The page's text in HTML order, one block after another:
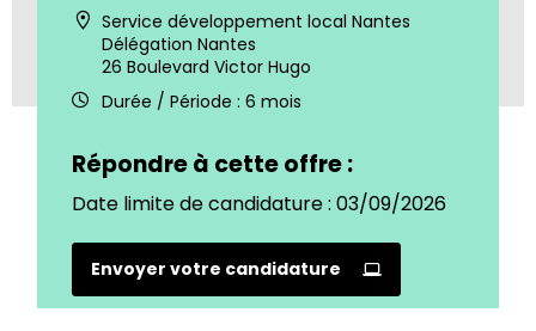
Service développement local Nantes
Délégation Nantes
26 Boulevard Victor Hugo
Durée / Période : 6 mois
Répondre à cette offre :
Date limite de candidature : 03/09/2026
Envoyer votre candidature